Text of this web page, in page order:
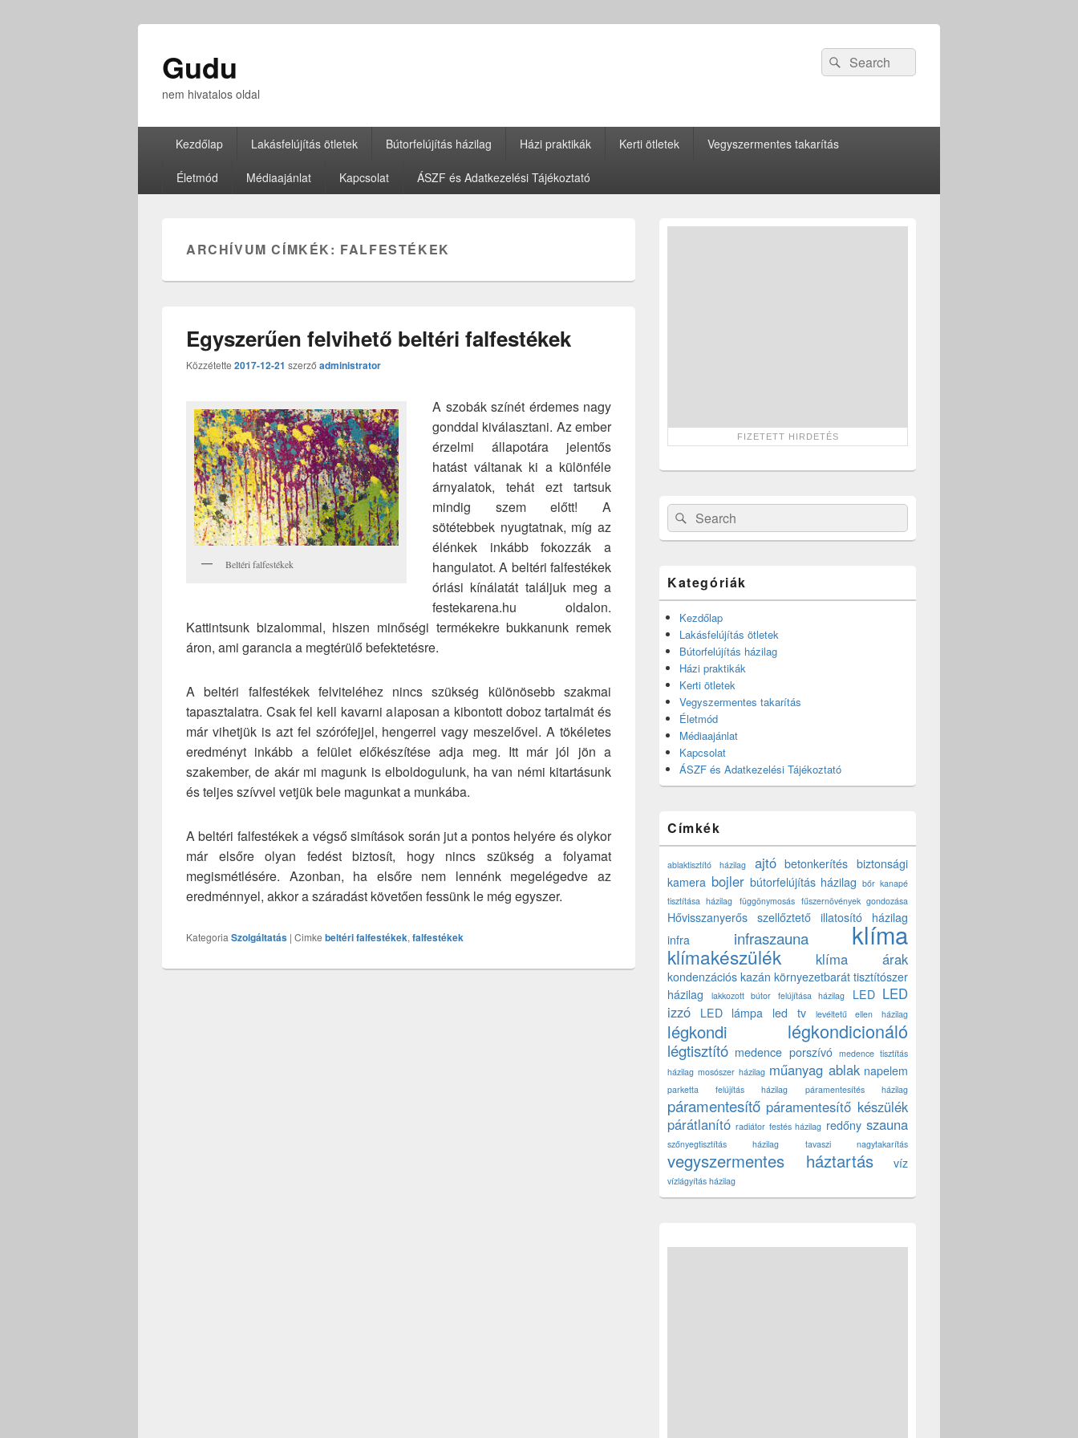
Gudu
nem hivatalos oldal
Search
for:
Search
Kezdőlap Lakásfelújítás ötletek Bútorfelújítás házilag Házi praktikák Kerti ötletek Vegyszermentes takarítás
Életmód Médiaajánlat Kapcsolat ÁSZF és Adatkezelési Tájékoztató
ARCHÍVUM CÍMKÉK: FALFESTÉKEK
Egyszerűen felvihető beltéri falfestékek
Közzétette 2017-12-21 szerző administrator
Beltéri falfestékek
A szobák színét érdemes nagy
gonddal kiválasztani. Az ember
érzelmi állapotára jelentős
hatást váltanak ki a különféle
árnyalatok, tehát ezt tartsuk
mindig szem előtt! A
sötétebbek nyugtatnak, míg az
élénkek inkább fokozzák a
hangulatot. A beltéri falfestékek
óriási kínálatát találjuk meg a
festekarena.hu oldalon.
Kattintsunk bizalommal, hiszen minőségi termékekre bukkanunk remek
áron, ami garancia a megtérülő befektetésre.
A beltéri falfestékek felviteléhez nincs szükség különösebb szakmai
tapasztalatra. Csak fel kell kavarni alaposan a kibontott doboz tartalmát és
már vihetjük is azt fel szórófejjel, hengerrel vagy meszelővel. A tökéletes
eredményt inkább a felület előkészítése adja meg. Itt már jól jön a
szakember, de akár mi magunk is elboldogulunk, ha van némi kitartásunk
és teljes szívvel vetjük bele magunkat a munkába.
A beltéri falfestékek a végső simítások során jut a pontos helyére és olykor
már elsőre olyan fedést biztosít, hogy nincs szükség a folyamat
megismétlésére. Azonban, ha elsőre nem lennénk megelégedve az
eredménnyel, akkor a száradást követően fessünk le még egyszer.
Kategoria Szolgáltatás | Cimke beltéri falfestékek, falfestékek
Primary
Search
for:
Search
Kategóriák
Kezdőlap
Lakásfelújítás ötletek
Bútorfelújítás házilag
Házi praktikák
Kerti ötletek
Vegyszermentes takarítás
Életmód
Médiaajánlat
Kapcsolat
ÁSZF és Adatkezelési Tájékoztató
Címkék
ablaktisztító házilag ajtó betonkerítés biztonsági
kamera bojler bútorfelújítás házilag bőr kanapé
tisztítása házilag függönymosás fűszernövények gondozása
Hővisszanyerős szellőztető illatosító házilag
infra
infraszauna klíma
klímakészülék klíma árak
kondenzációs kazán környezetbarát tisztítószer
házilag
lakkozott bútor felújítása házilag LED LED
izzó
LED lámpa led tv levéltetű ellen házilag
légkondi légkondicionáló
légtisztító medence porszívó medence tisztítás
házilag mosószer házilag műanyag ablak napelem
parketta felújítás házilag páramentesítés házilag
páramentesítő páramentesítő készülék
párátlanító radiátor festés házilag redőny szauna
szőnyegtisztítás házilag tavaszi nagytakarítás
vegyszermentes háztartás víz
vízlágyítás házilag